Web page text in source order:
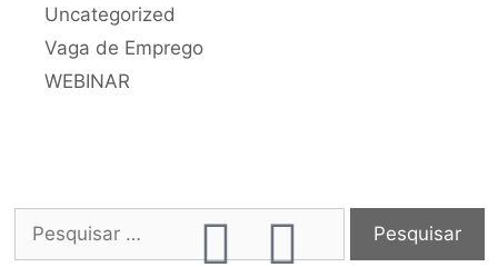
Uncategorized
Vaga de Emprego
WEBINAR